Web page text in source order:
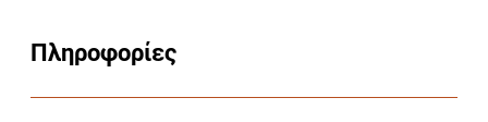
Πληροφορίες